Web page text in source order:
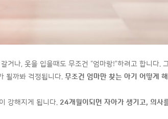
나, 옷을 입을때도 무조건 “엄마랑!”하려고 합니다.
될까봐 걱정됩니다. 무조건 엄마만 찾는 아기 어떻게
강해지게 됩니다. 24개월이되면 자아가 생기고, 의사